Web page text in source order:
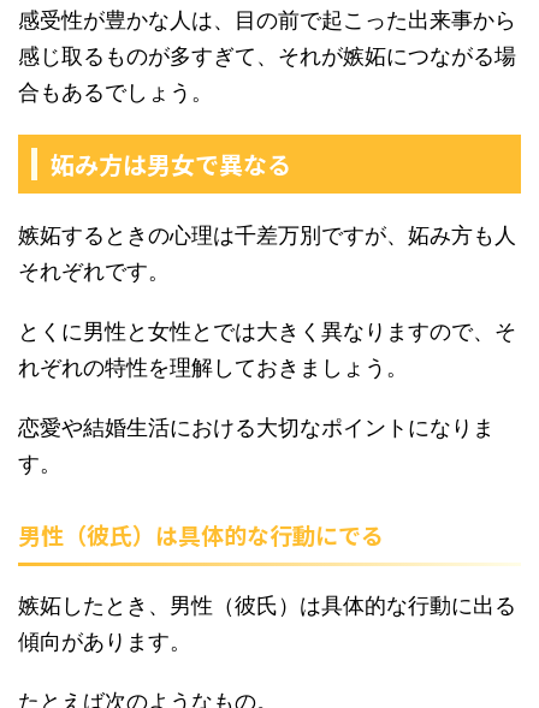
感受性が豊かな人は、目の前で起こった出来事から
感じ取るものが多すぎて、それが嫉妬につながる場
合もあるでしょう。
妬み方は男女で異なる
嫉妬するときの心理は千差万別ですが、妬み方も人
それぞれです。
とくに男性と女性とでは大きく異なりますので、そ
れぞれの特性を理解しておきましょう。
恋愛や結婚生活における大切なポイントになりま
す。
男性（彼氏）は具体的な行動にでる
嫉妬したとき、男性（彼氏）は具体的な行動に出る
傾向があります。
たとえば次のようなもの。